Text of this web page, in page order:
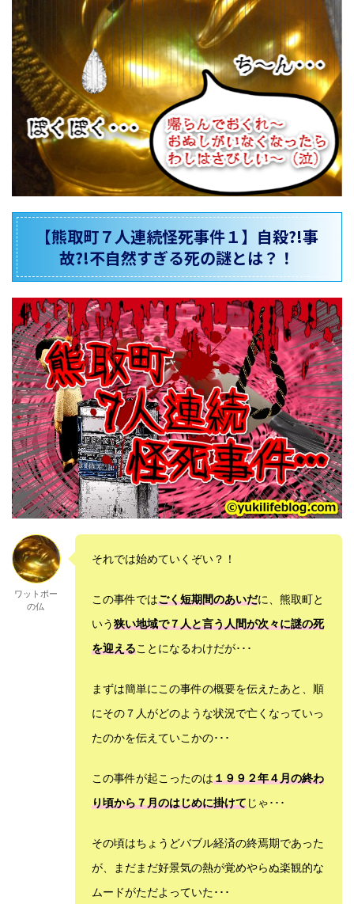
【熊取町７人連続怪死事件１】自殺?!事
故?!不自然すぎる死の謎とは？！
ワットポー
の仏
それでは始めていくぞい？！
この事件ではごく短期間のあいだに、熊取町と
いう狭い地域で７人と言う人間が次々に謎の死
を迎えることになるわけだが･･･
まずは簡単にこの事件の概要を伝えたあと、順
にその７人がどのような状況で亡くなっていっ
たのかを伝えていこかの･･･
この事件が起こったのは１９９２年４月の終わ
り頃から７月のはじめに掛けてじゃ･･･
その頃はちょうどバブル経済の終焉期であった
が、まだまだ好景気の熱が覚めやらぬ楽観的な
ムードがただよっていた･･･